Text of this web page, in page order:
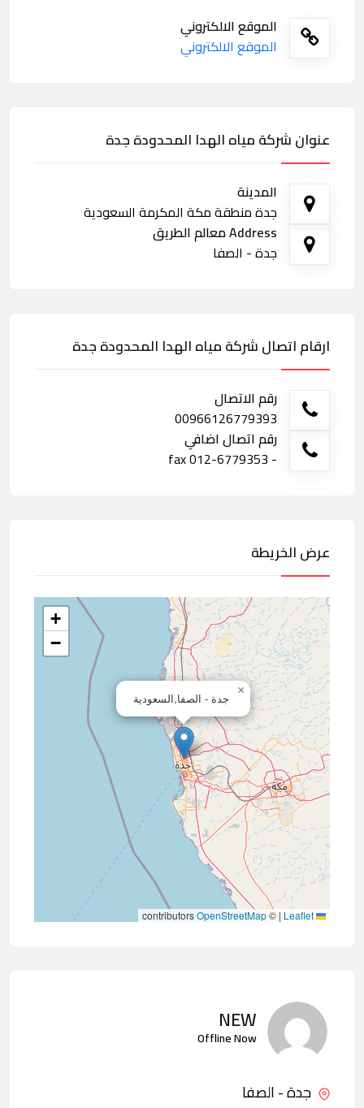
الموقع الالكتروني
الموقع الالكتروني
عنوان شركة مياه الهدا المحدودة جدة
المدينة
جدة منطقة مكة المكرمة السعودية
Address معالم الطريق
جدة - الصفا
ارقام اتصال شركة مياه الهدا المحدودة جدة
رقم الاتصال
00966126779393
رقم اتصال اضافي
- fax 012-6779353
عرض الخريطة
جدة - الصفا,السعودية
×
+
−
|
©
OpenStreetMap
NEW
Offline Now
جدة - الصفا